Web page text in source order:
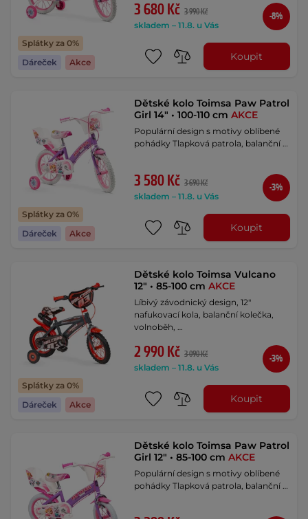
Splátky za 0%
Dáreček
Akce
3 680 Kč 3 990 Kč
skladem – 11.8. u Vás
-8%
Koupit
Splátky za 0%
Dáreček
Akce
Dětské kolo Toimsa Paw Patrol
Girl 14" • 100-110 cmAKCE
Populární design s motivy oblíbené
pohádky Tlapková patrola, balanční …
3 580 Kč 3 690 Kč
skladem – 11.8. u Vás
-3%
Koupit
Splátky za 0%
Dáreček
Akce
Dětské kolo Toimsa Vulcano
12" • 85-100 cmAKCE
Líbivý závodnický design, 12"
nafukovací kola, balanční kolečka,
volnoběh, …
2 990 Kč 3 090 Kč
skladem – 11.8. u Vás
-3%
Koupit
Dětské kolo Toimsa Paw Patrol
Girl 12" • 85-100 cmAKCE
Populární design s motivy oblíbené
pohádky Tlapková patrola, balanční …